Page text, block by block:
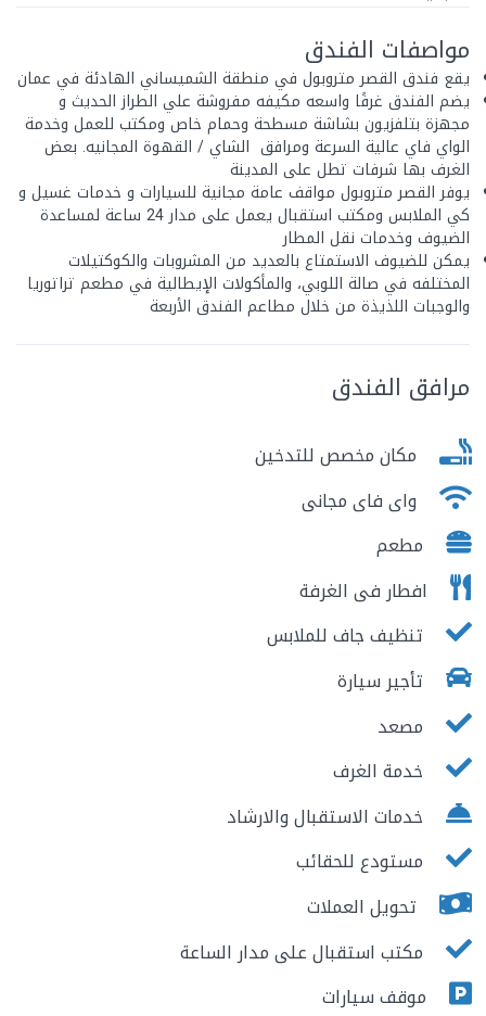
مواصفات الفندق
يقع فندق القصر متروبول في منطقة الشميساني الهادئة في عمان
يضم الفندق غرفًا واسعه مكيفه مفروشة علي الطراز الحديث و
مجهزة بتلفزيون بشاشة مسطحة وحمام خاص ومكتب للعمل وخدمة
الواي فاي عالية السرعة ومرافق الشاي / القهوة المجانيه. بعض
الغرف بها شرفات تطل على المدينة
يوفر القصر متروبول مواقف عامة مجانية للسيارات و خدمات غسيل و
كي الملابس ومكتب استقبال يعمل على مدار 24 ساعة لمساعدة
الضيوف وخدمات نقل المطار
يمكن للضيوف الاستمتاع بالعديد من المشروبات والكوكتيلات
المختلفه في صالة اللوبي، والمأكولات الإيطالية في مطعم تراتوريا
والوجبات اللذيذة من خلال مطاعم الفندق الأربعة
مرافق الفندق
مكان مخصص للتدخين
واى فاى مجانى
مطعم
افطار فى الغرفة
تنظيف جاف للملابس
تأجير سيارة
مصعد
خدمة الغرف
خدمات الاستقبال والارشاد
مستودع للحقائب
تحويل العملات
مكتب استقبال على مدار الساعة
موقف سيارات